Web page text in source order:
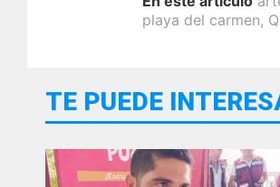
playa del carmen,
TE PUEDE